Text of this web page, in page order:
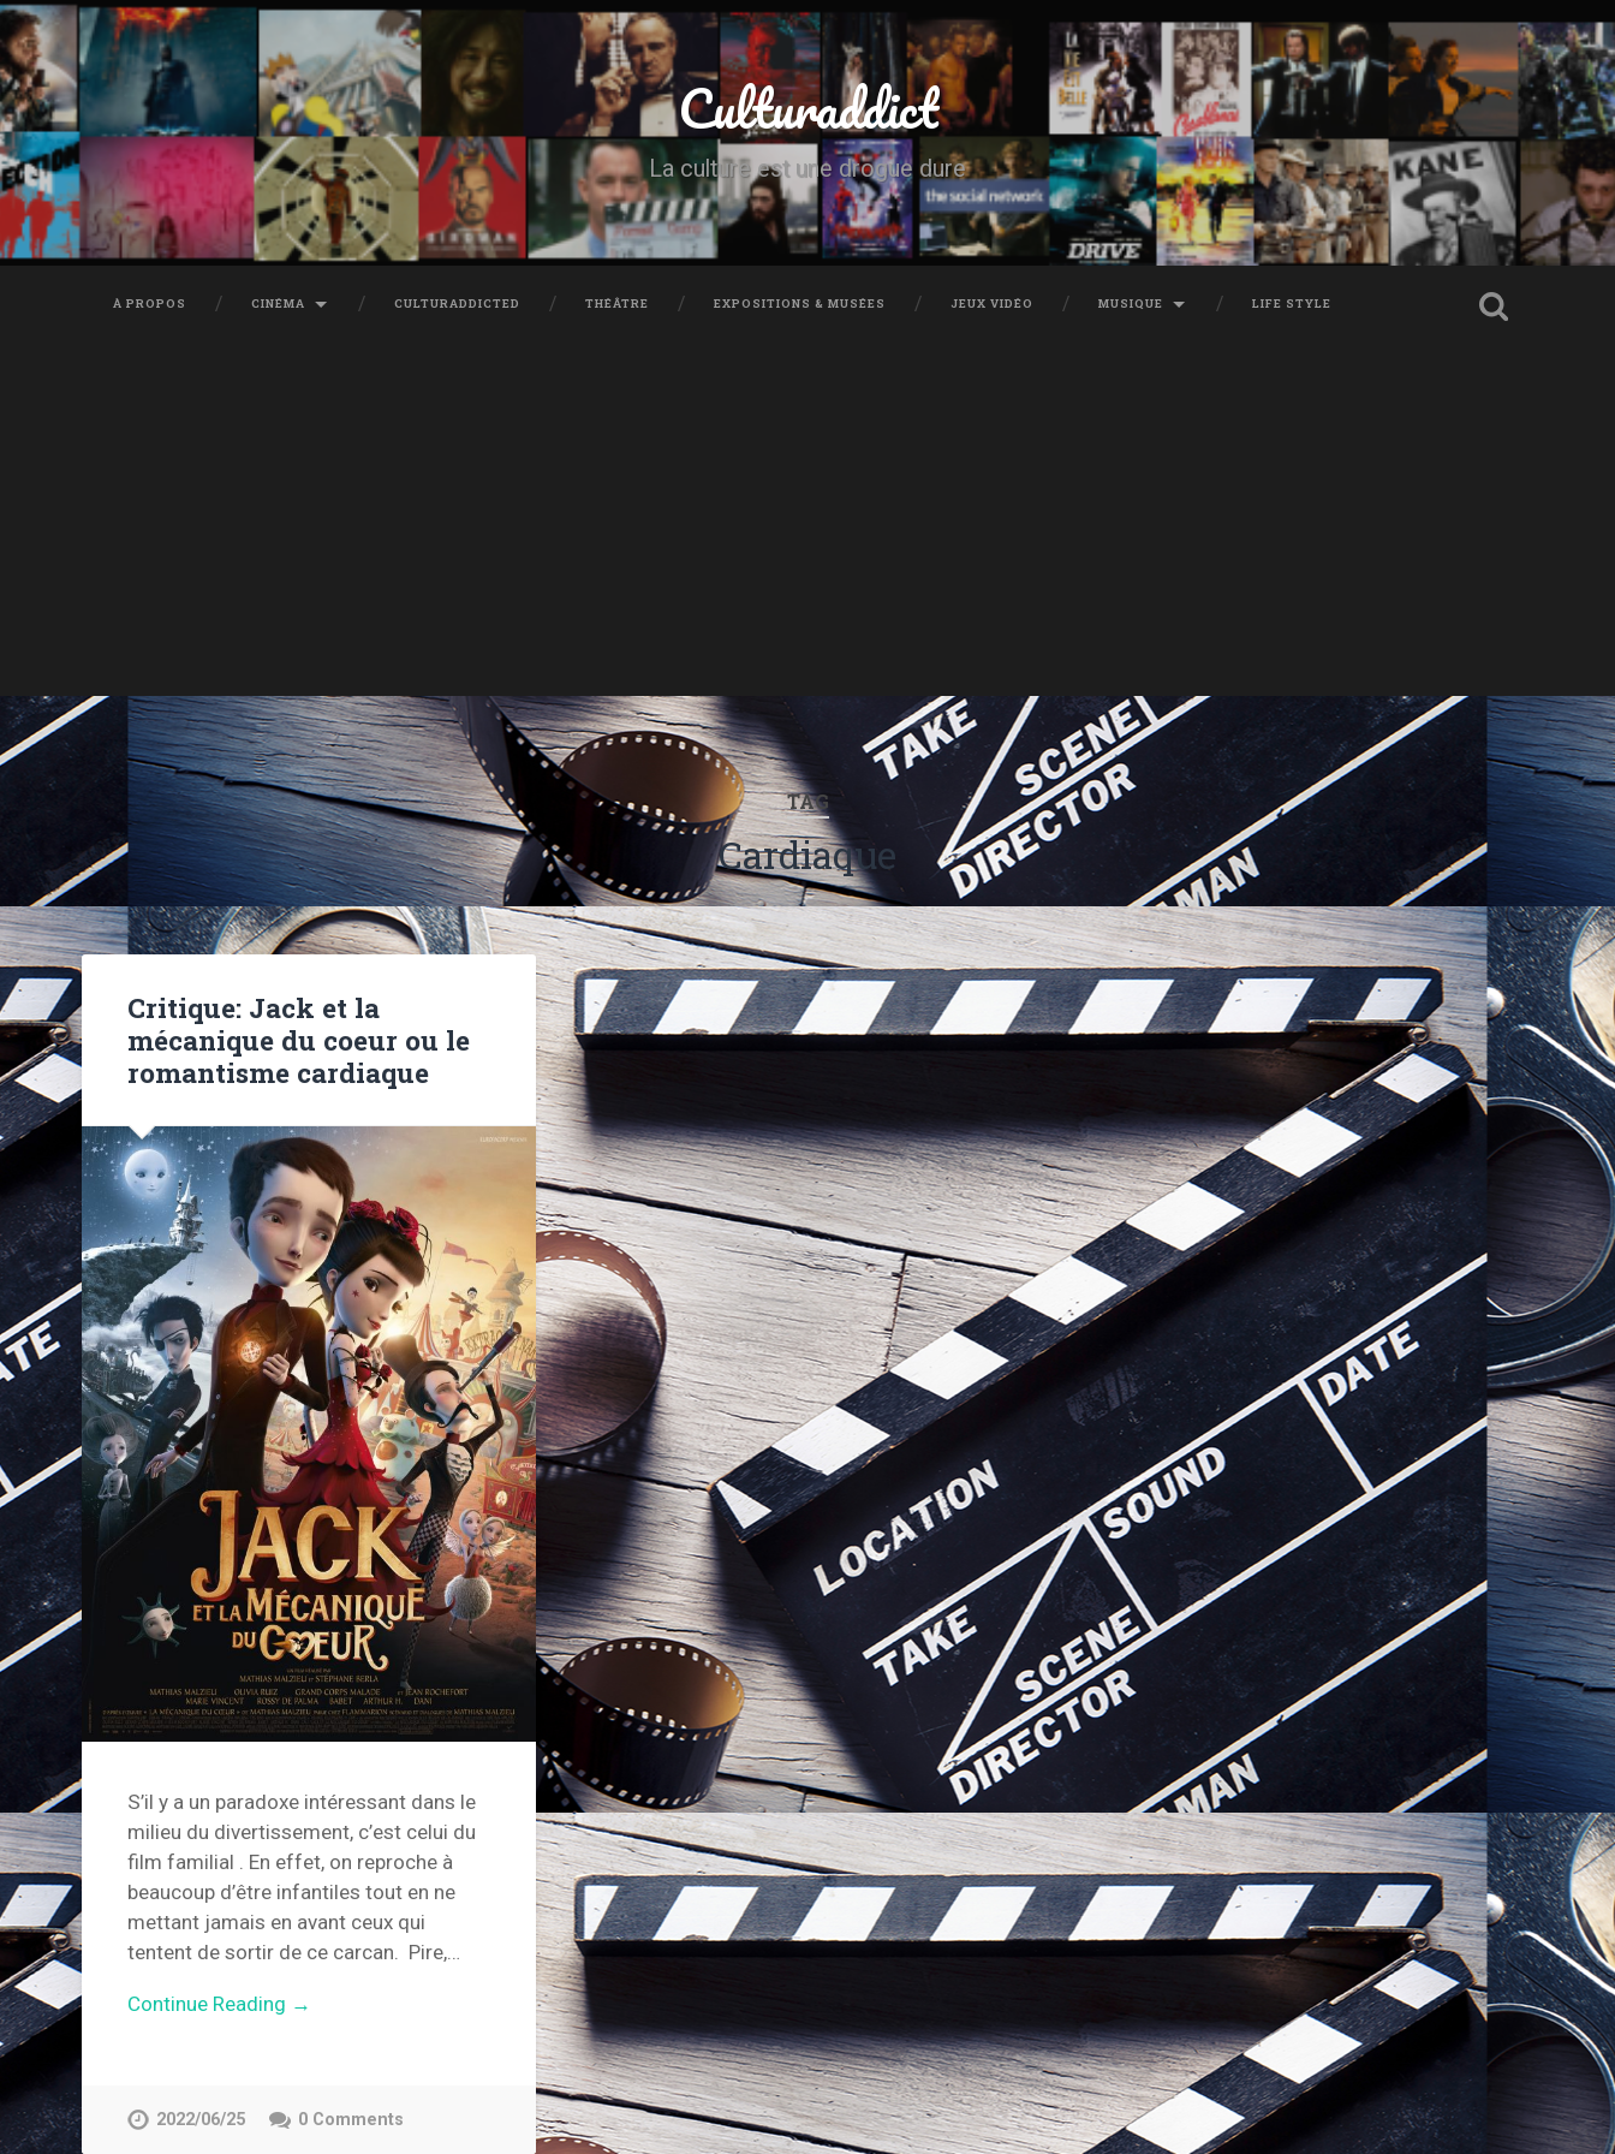
Culturaddict
La culture est une drogue dure
À PROPOS CINÉMA CULTURADDICTED THÉÂTRE EXPOSITIONS & MUSÉES JEUX VIDÉO MUSIQUE LIFE STYLE
TAG
Cardiaque
Critique: Jack et la
mécanique du coeur ou le
romantisme cardiaque
S’il y a un paradoxe intéressant dans le
milieu du divertissement, c’est celui du
film familial . En effet, on reproche à
beaucoup d’être infantiles tout en ne
mettant jamais en avant ceux qui
tentent de sortir de ce carcan. Pire,…
Continue Reading →
2022/06/25 0 Comments